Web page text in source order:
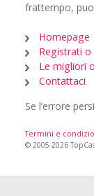
frattempo,
Homepage
Registrati o
Le migliori
Contattaci
Se l’errore
Termini e
© 2005-2026